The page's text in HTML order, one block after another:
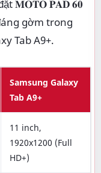
𝐌𝐎𝐓𝐎 𝐏𝐀𝐃 𝟔𝟎
gờm trong
Tab A9+.
Samsung Galaxy
Tab A9+
11 inch,
1920x1200 (Full
HD+)